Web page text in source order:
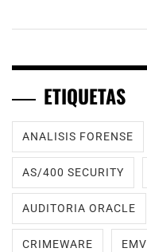
ETIQUETAS
ANALISIS FORENSE
AS/400 SECURITY
AUDITORIA ORACLE
CRIMEWARE EMV